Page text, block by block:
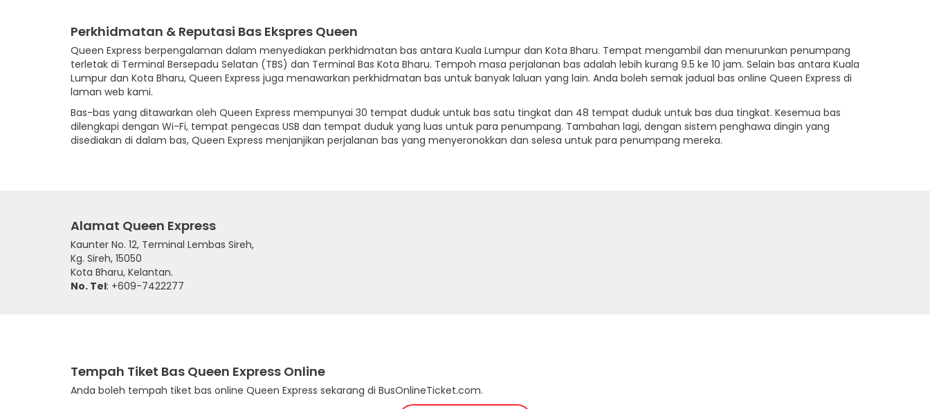
Perkhidmatan & Reputasi Bas Ekspres Queen
Queen Express berpengalaman dalam menyediakan perkhidmatan bas antara Kuala Lumpur dan Kota Bharu. Tempat mengambil dan menurunkan penumpang
terletak di Terminal Bersepadu Selatan (TBS) dan Terminal Bas Kota Bharu. Tempoh masa perjalanan bas adalah lebih kurang 9.5 ke 10 jam. Selain bas antara Kuala
Lumpur dan Kota Bharu, Queen Express juga menawarkan perkhidmatan bas untuk banyak laluan yang lain. Anda boleh semak jadual bas online Queen Express di
laman web kami.
Bas-bas yang ditawarkan oleh Queen Express mempunyai 30 tempat duduk untuk bas satu tingkat dan 48 tempat duduk untuk bas dua tingkat. Kesemua bas
dilengkapi dengan Wi-Fi, tempat pengecas USB dan tempat duduk yang luas untuk para penumpang. Tambahan lagi, dengan sistem penghawa dingin yang
disediakan di dalam bas, Queen Express menjanjikan perjalanan bas yang menyeronokkan dan selesa untuk para penumpang mereka.
Alamat Queen Express
Kaunter No. 12, Terminal Lembas Sireh,
Kg. Sireh, 15050
Kota Bharu, Kelantan.
No. Tel: +609-7422277
Tempah Tiket Bas Queen Express Online
Anda boleh tempah tiket bas online Queen Express sekarang di BusOnlineTicket.com.